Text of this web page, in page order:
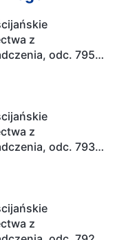
z
odc. 795:
z
odc. 793:
z